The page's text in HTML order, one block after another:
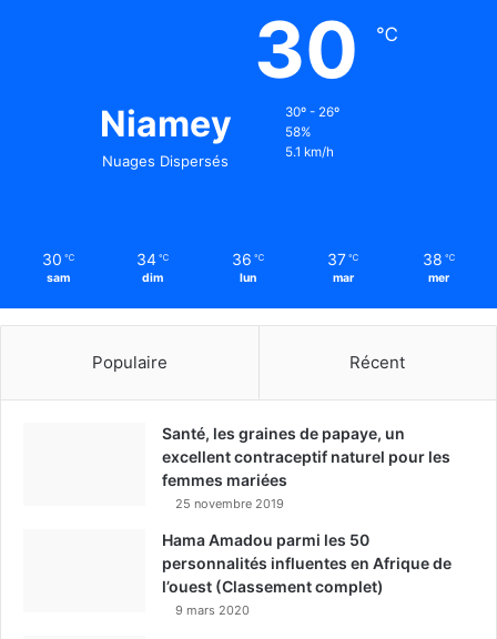
Niamey
Nuages Dispersés
30 ℃
30º - 26º
58%
5.1 km/h
30 ℃
sam
34 ℃
dim
36 ℃
lun
37 ℃
mar
38 ℃
mer
Populaire Récent
Santé, les graines de papaye, un
excellent contraceptif naturel pour les
femmes mariées
25 novembre 2019
Hama Amadou parmi les 50
personnalités influentes en Afrique de
l’ouest (Classement complet)
9 mars 2020